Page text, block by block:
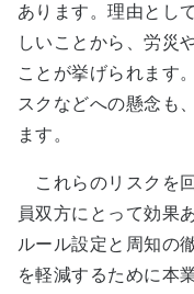
あります。理由とし
しいことから、労災
ことが挙げられます
スクなどへの懸念も
ます。
これらのリスクを
員双方にとって効果
ルール設定と周知の
を軽減するために本